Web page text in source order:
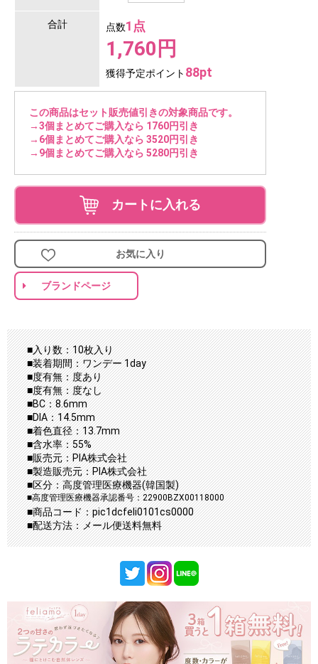
合計 点数1点
1,760円
獲得予定ポイント 88pt
この商品はセット販売値引きの対象商品です。
→3個まとめてご購入なら 1760円引き
→6個まとめてご購入なら 3520円引き
→9個まとめてご購入なら 5280円引き
カートに入れる
お気に入り
ブランドページ
■入り数：10枚入り
■装着期間：ワンデー 1day
■度有無：度あり
■度有無：度なし
■BC：8.6mm
■DIA：14.5mm
■着色直径：13.7mm
■含水率：55%
■販売元：PIA株式会社
■製造販売元：PIA株式会社
■区分：高度管理医療機器(韓国製)
■高度管理医療機器承認番号：22900BZX00118000
■商品コード：pic1dcfeli0101cs0000
■配送方法：メール便送料無料